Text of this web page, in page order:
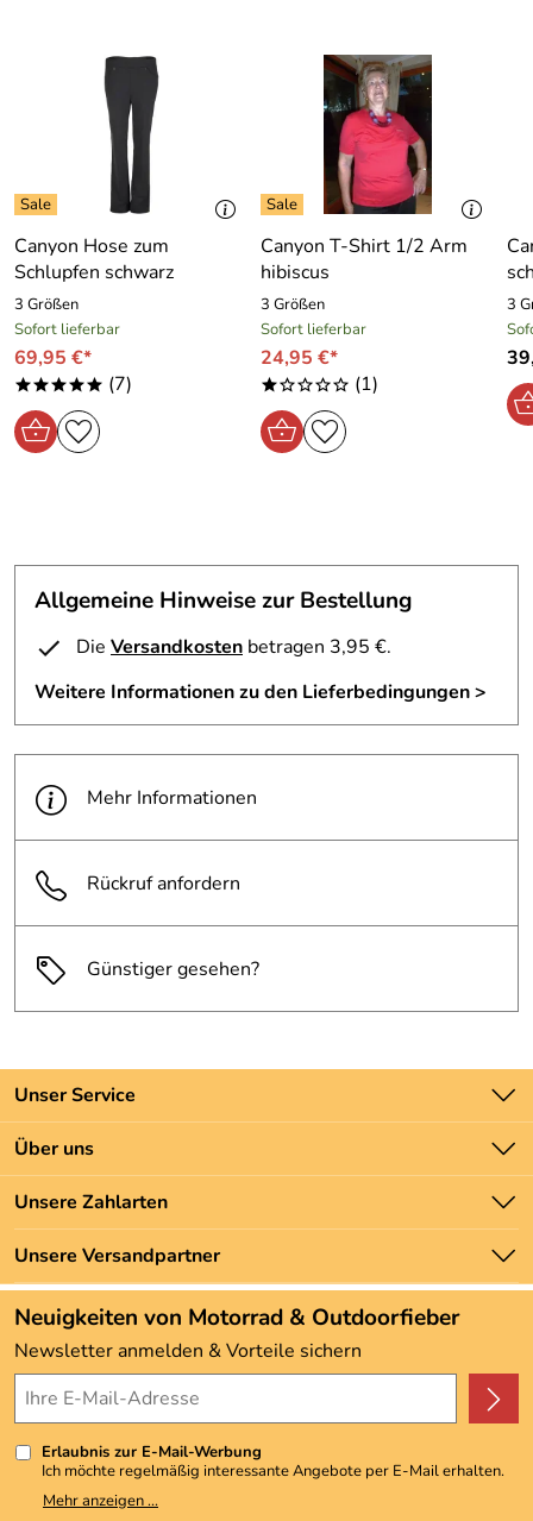
Canyon Hose zum
Schlupfen schwarz
3 Größen
Sofort lieferbar
69,95 €*
***** (7)
Canyon T-Shirt 1/2 Arm
hibiscus
3 Größen
Sofort lieferbar
24,95 €*
*oooo (1)
3
Allgemeine Hinweise zur Bestellung
Die Versandkosten betragen 3,95 €.
Weitere Informationen zu den Lieferbedingungen >
Mehr Informationen
Rückruf anfordern
Günstiger gesehen?
Unser Service
Kontakt
Batteriegesetz
Newsletter
Zahlung und Versand
Über uns
Unsere Bestseller
Marken
Neu
Angebote
Kundenbewertungen (3.492)
4,9/5*****
Unsere Zahlarten
Unsere Versandpartner
Neuigkeiten von Motorrad & Outdoorfieber
Newsletter anmelden & Vorteile sichern
Erlaubnis zur E-Mail-Werbung
Ich möchte regelmäßig interessante Angebote per E-Mail erhalten.
Meine E-Mail-Adresse wird nicht an andere Unternehmen
weitergegeben. Zu statistischen Zwecken wird in anonymer Form
Mehr anzeigen ...